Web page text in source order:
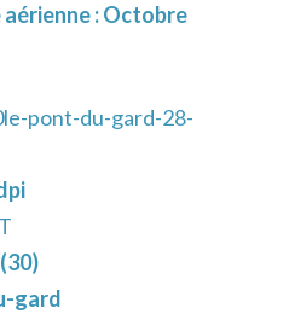
: Octobre
pont-du-gard-28-
gard